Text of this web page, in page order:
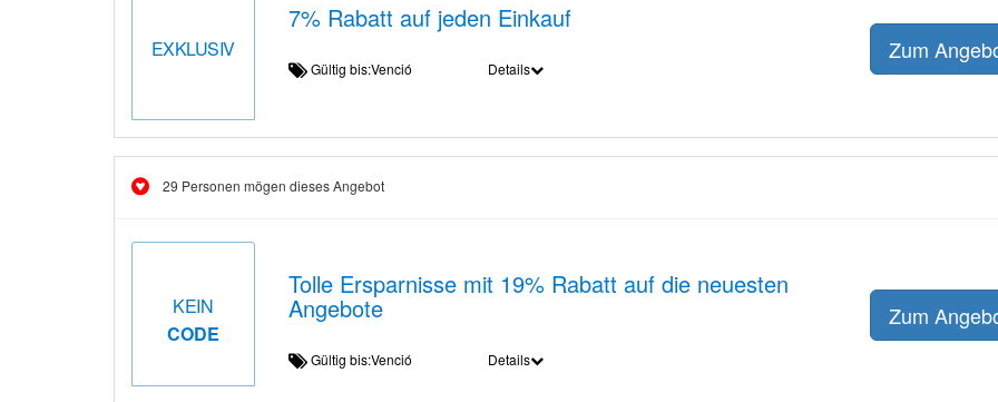
EXKLUSIV
7% Rabatt auf jeden Einkauf
Gültig bis:Venció Details
Zum
29 Personen mögen dieses Angebot
KEIN
CODE
Tolle Ersparnisse mit 19% Rabatt auf die neuesten
Angebote
Gültig bis:Venció Details
Zum